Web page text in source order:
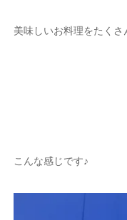
美味しいお料理をたくさ
こんな感じです♪